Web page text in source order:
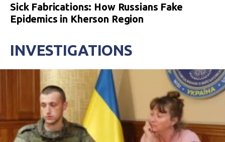
Sick Fabrications: How Russians Fake
Epidemics in Kherson Region
INVESTIGATIONS